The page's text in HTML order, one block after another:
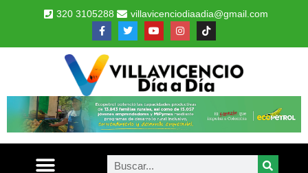
320 3105288 villavicenciodiaadia@gmail.com